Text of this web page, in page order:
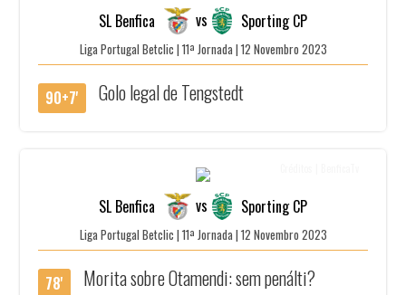
SL Benfica vs Sporting CP
Liga Portugal Betclic | 11ª Jornada | 12 Novembro 2023
90+7' Golo legal de Tengstedt
SL Benfica vs Sporting CP
Liga Portugal Betclic | 11ª Jornada | 12 Novembro 2023
78' Morita sobre Otamendi: sem penálti?